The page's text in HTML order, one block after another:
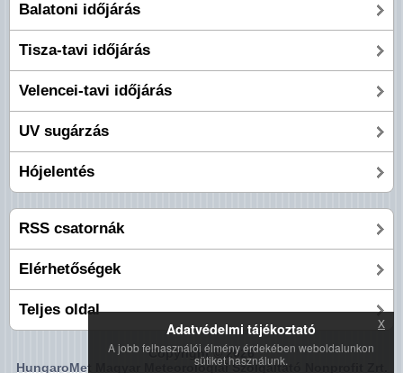
Balatoni időjárás
Tisza-tavi időjárás
Velencei-tavi időjárás
UV sugárzás
Hójelentés
RSS csatornák
Elérhetőségek
Teljes oldal
Copyright © 2026
HungaroMet Magyar Meteorológiai Szolgáltató Nonprofit Zrt.
Adatvédelmi tájékoztató
A jobb felhasználói élmény érdekében weboldalunkon
sütiket használunk.
x